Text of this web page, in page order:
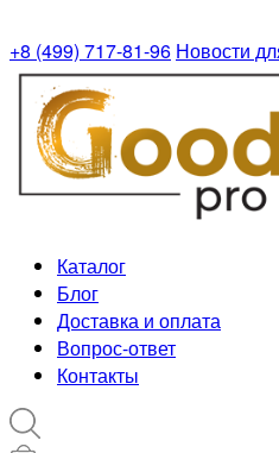
+8 (499) 717-81-96 Новости
Каталог
Блог
Доставка и оплата
Вопрос-ответ
Контакты